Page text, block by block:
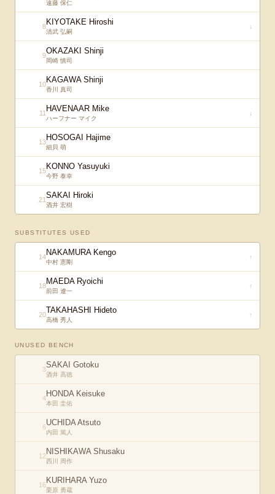
遠藤 保仁
8KIYOTAKE Hiroshi
清武 弘嗣
↓
9OKAZAKI Shinji
岡崎 慎司
10KAGAWA Shinji
香川 真司
11 HAVENAAR Mike
ハーフナー マイク
↓
13HOSOGAI Hajime
細貝 萌
15KONNO Yasuyuki
今野 泰幸
21SAKAI Hiroki
酒井 宏樹
SUBSTITUTES USED
14NAKAMURA Kengo
中村 憲剛
↑
18MAEDA Ryoichi
前田 遼一
↑
20TAKAHASHI Hideto
高橋 秀人
↑
UNUSED BENCH
3SAKAI Gotoku
酒井 高徳
4HONDA Keisuke
本田 圭佑
6UCHIDA Atsuto
内田 篤人
12NISHIKAWA Shusaku
西川 周作
16KURIHARA Yuzo
栗原 勇蔵